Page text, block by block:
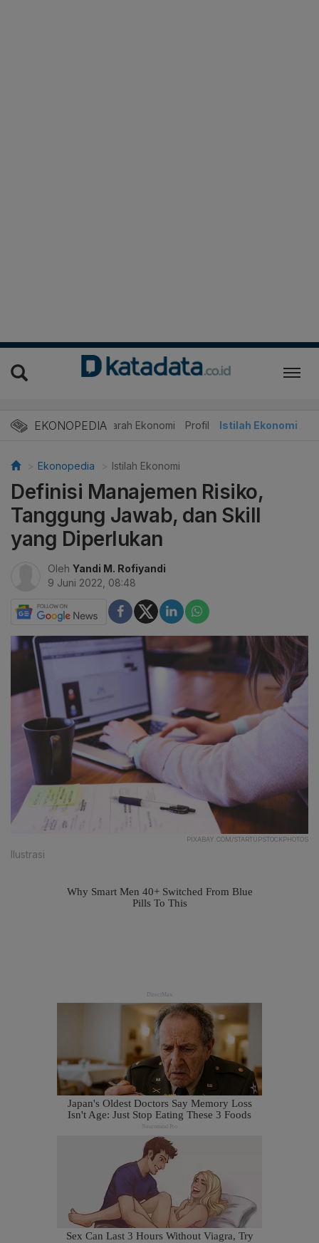
EKONOPEDIASejarah Ekonomi Profil Istilah Ekonomi
Ekonopedia Istilah Ekonomi
Definisi Manajemen Risiko,
Tanggung Jawab, dan Skill
yang Diperlukan
Oleh Yandi M. Rofiyandi
9 Juni 2022, 08:48
PIXABAY.COM/STARTUPSTOCKPHOTOS
Ilustrasi